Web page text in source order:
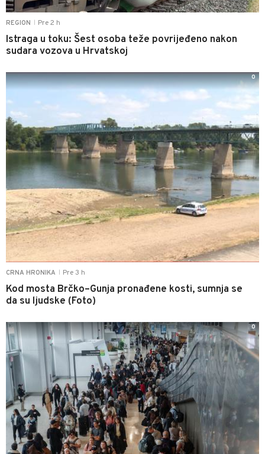
REGION Pre 2 h
Istraga u toku: Šest osoba teže povrijeđeno nakon
sudara vozova u Hrvatskoj
CRNA HRONIKA Pre 3 h
Kod mosta Brčko–Gunja pronađene kosti, sumnja se
da su ljudske (Foto)
0
0